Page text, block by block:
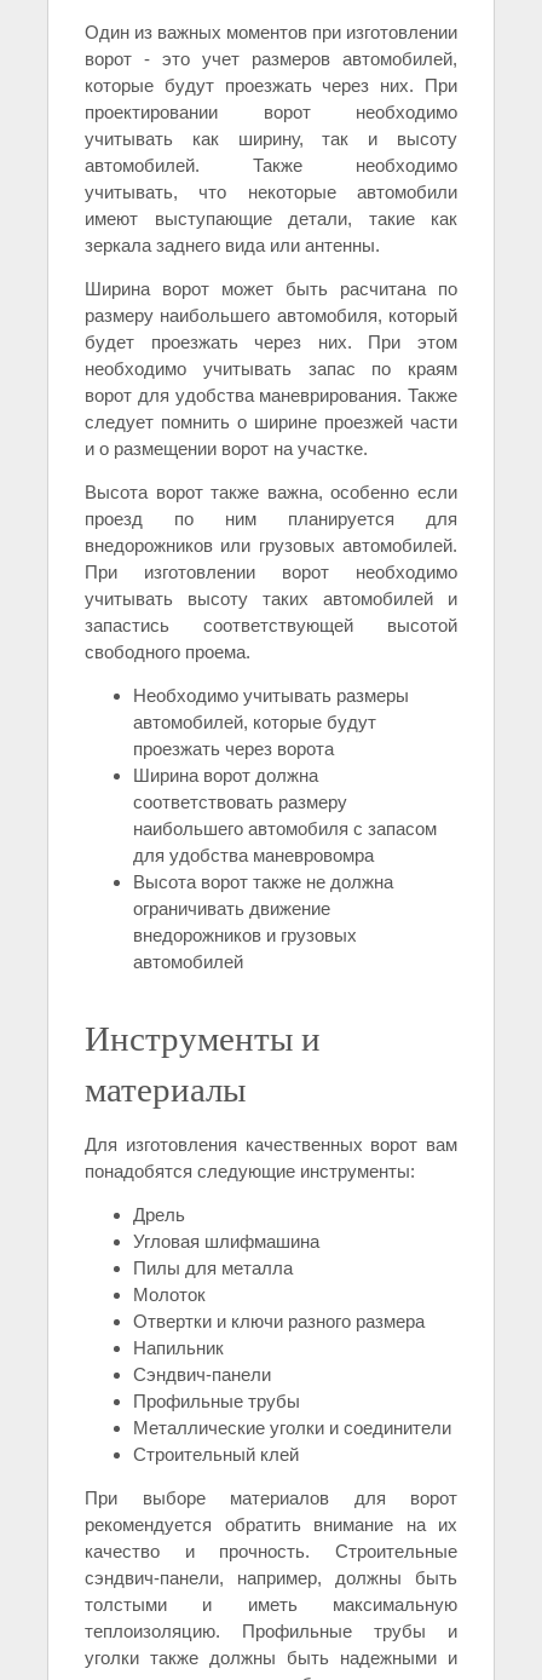
Один из важных моментов при изготовлении
ворот - это учет размеров автомобилей,
которые будут проезжать через них. При
проектировании ворот необходимо
учитывать как ширину, так и высоту
автомобилей. Также необходимо
учитывать, что некоторые автомобили
имеют выступающие детали, такие как
зеркала заднего вида или антенны.
Ширина ворот может быть расчитана по
размеру наибольшего автомобиля, который
будет проезжать через них. При этом
необходимо учитывать запас по краям
ворот для удобства маневрирования. Также
следует помнить о ширине проезжей части
и о размещении ворот на участке.
Высота ворот также важна, особенно если
проезд по ним планируется для
внедорожников или грузовых автомобилей.
При изготовлении ворот необходимо
учитывать высоту таких автомобилей и
запастись соответствующей высотой
свободного проема.
Необходимо учитывать размеры
автомобилей, которые будут
проезжать через ворота
Ширина ворот должна
соответствовать размеру
наибольшего автомобиля с запасом
для удобства маневровомра
Высота ворот также не должна
ограничивать движение
внедорожников и грузовых
автомобилей
Инструменты и
материалы
Для изготовления качественных ворот вам
понадобятся следующие инструменты:
Дрель
Угловая шлифмашина
Пилы для металла
Молоток
Отвертки и ключи разного размера
Напильник
Сэндвич-панели
Профильные трубы
Металлические уголки и соединители
Строительный клей
При выборе материалов для ворот
рекомендуется обратить внимание на их
качество и прочность. Строительные
сэндвич-панели, например, должны быть
толстыми и иметь максимальную
теплоизоляцию. Профильные трубы и
уголки также должны быть надежными и